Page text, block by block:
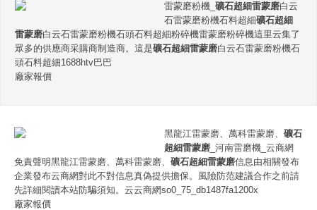
雷蒙磨粉機_礦石超細雷蒙磨白云
石雷蒙磨粉機石料超細礦石超細
雷蒙磨白云石雷蒙磨粉機石頭石料超細粉碎機雷蒙磨粉碎機這里云集了
眾多的供應商采購商制造商。這是礦石超細雷蒙磨白云石雷蒙磨粉機石
頭石料超細1688htv巴巴
廠家報價
黑龍江雷蒙磨、萬科雷蒙磨、礦石
超細雷蒙磨 _河南雷磨機_云商網
免責聲明黑龍江雷蒙磨、萬科雷蒙磨、 礦石超細雷蒙磨信息由相關發布
企業發布云商網對此不對信息真偽提供擔保。風險防范建議合作之前請
先詳細閱讀本站防騙須知。云云商網so0_75_db1487fa1200x
廠家報價